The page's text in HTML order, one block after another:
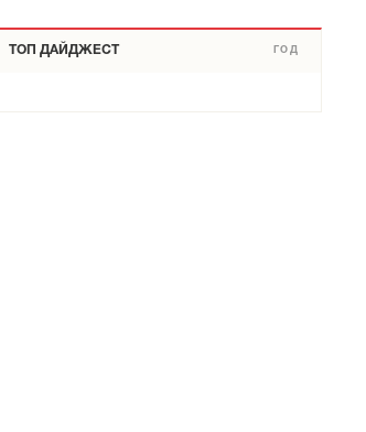
ТОП ДАЙДЖЕСТ ГОД